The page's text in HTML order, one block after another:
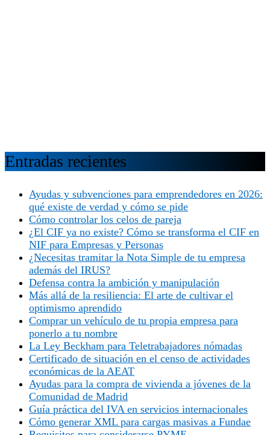
Entradas recientes
Ayudas y subvenciones para emprendedores en 2026:
qué existe de verdad y cómo se pide
Cómo controlar los celos de pareja
¿El CIF ya no existe? Cómo se transforma el CIF en
NIF para Empresas y Personas
¿Necesitas tramitar la Nota Simple de tu empresa
además del IRUS?
Defensa contra la ambición y manipulación
Más allá de la resiliencia: El arte de cultivar el
optimismo aprendido
Comprar un vehículo de tu propia empresa para
ponerlo a tu nombre
La Ley Beckham para Teletrabajadores nómadas
Certificado de situación en el censo de actividades
económicas de la AEAT
Ayudas para la compra de vivienda a jóvenes de la
Comunidad de Madrid
Guía práctica del IVA en servicios internacionales
Cómo generar XML para cargas masivas a Fundae